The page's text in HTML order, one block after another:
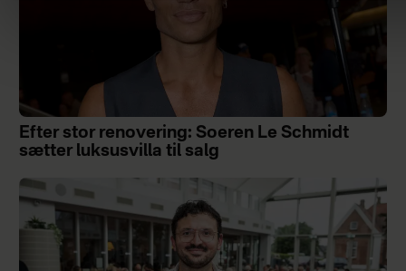
Efter stor renovering: Soeren Le Schmidt
sætter luksusvilla til salg